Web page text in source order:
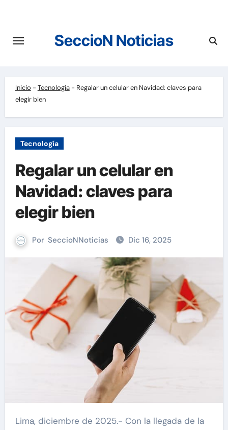
contenido
SeccioN Noticias
Inicio - Tecnología- Regalar un celular en Navidad: claves para
elegir bien
Tecnología
Regalar un celular en
Navidad: claves para
elegir bien
Por SeccioNNoticias Dic 16, 2025
Lima, diciembre de 2025.- Con la llegada de la